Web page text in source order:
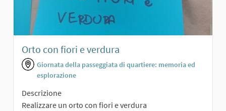
Orto con fiori e verdura
Giornata della passeggiata di quartiere: memoria ed
esplorazione
Descrizione
Realizzare un orto con fiori e verdura